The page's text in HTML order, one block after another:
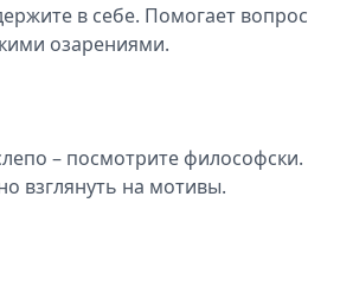
в себе. Помогает вопрос
озарениями.
– посмотрите философски.
взглянуть на мотивы.